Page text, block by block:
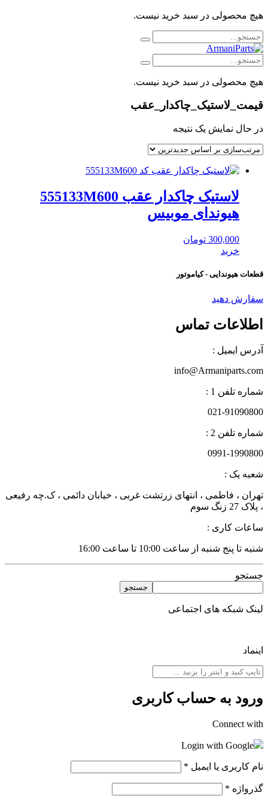
هیچ محصولی در سبد خرید نیست.
هیچ محصولی در سبد خرید نیست.
قیمت_لاستیک_چاکدار_عقب
در حال نمایش یک نتیجه
لاستیک چاکدار عقب 555133M600
هیوندای موبیس
300,000 تومان
خرید
قطعات هیوندایی - کیاموتور
سفارش دهید
اطلاعات تماس
آدرس ایمیل :
info@Armaniparts.com
شماره تلفن 1 :
021-91090800
شماره تلفن 2 :
0991-1990800
شعبه یک :
تهران ، فاطمی ، انتهای زرتشت غربی ، خیابان دائمی ، ک.چه رفیعی
، پلاک 27 زنگ سوم
ساعات کاری :
شنبه تا پنج شنبه از ساعت 10:00 تا ساعت 16:00
جستجو
جستجو
لینک شبکه های اجتماعی
اینماد
ورود به حساب کاربری
Connect with
Login with Google
نام کاربری یا ایمیل *
گذرواژه *